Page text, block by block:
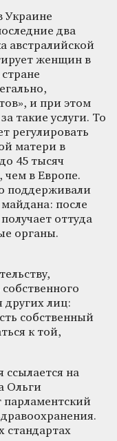
Украине
два
австралийской
женщин в
и при этом
такие услуги. То
регулировать
матери в
45 тысяч
чем в Европе.
поддерживали
после
оттуда
органы.
других лиц:
собственный
к той,
ссылается на
Ольги
парламентский
стандартах